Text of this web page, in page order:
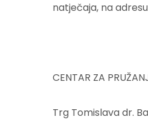
natječaja, na
CENTAR ZA
Trg Tomislava dr.